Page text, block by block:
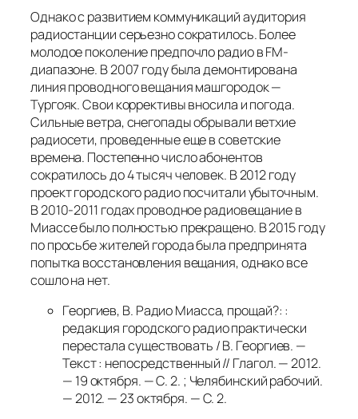
Однако с развитием коммуникаций аудитория
радиостанции серьезно сократилось. Более
молодое поколение предпочло радио в FM-
диапазоне. В 2007 году была демонтирована
линия проводного вещания машгородок —
Тургояк. Свои коррективы вносила и погода.
Сильные ветра, снегопады обрывали ветхие
радиосети, проведенные еще в советские
времена. Постепенно число абонентов
сократилось до 4 тысяч человек. В 2012 году
проект городского радио посчитали убыточным.
В 2010-2011 годах проводное радиовещание в
Миассе было полностью прекращено. В 2015 году
по просьбе жителей города была предпринята
попытка восстановления вещания, однако все
сошло на нет.
Георгиев, В. Радио Миасса, прощай?: :
редакция городского радио практически
перестала существовать / В. Георгиев. —
Текст : непосредственный // Глагол. — 2012.
— 19 октября. — С. 2. ; Челябинский рабочий.
— 2012. — 23 октября. — С. 2.